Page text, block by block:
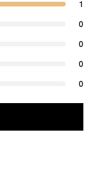
1
0
0
0
0